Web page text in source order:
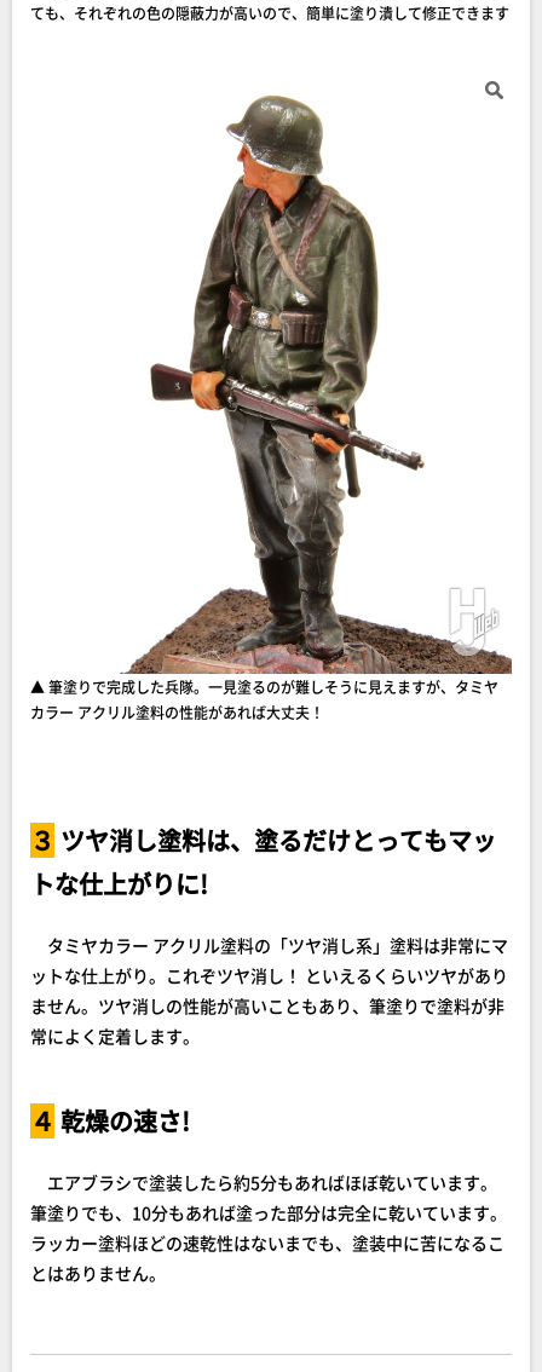
ても、それぞれの色の隠蔽力が高いので、簡単に塗り潰して修正できます
▲ 筆塗りで完成した兵隊。一見塗るのが難しそうに見えますが、タミヤ
カラー アクリル塗料の性能があれば大丈夫！
３ ツヤ消し塗料は、塗るだけとってもマッ
トな仕上がりに!
タミヤカラー アクリル塗料の「ツヤ消し系」塗料は非常にマ
ットな仕上がり。これぞツヤ消し！ といえるくらいツヤがあり
ません。ツヤ消しの性能が高いこともあり、筆塗りで塗料が非
常によく定着します。
４ 乾燥の速さ!
エアブラシで塗装したら約5分もあればほぼ乾いています。
筆塗りでも、10分もあれば塗った部分は完全に乾いています。
ラッカー塗料ほどの速乾性はないまでも、塗装中に苦になるこ
とはありません。